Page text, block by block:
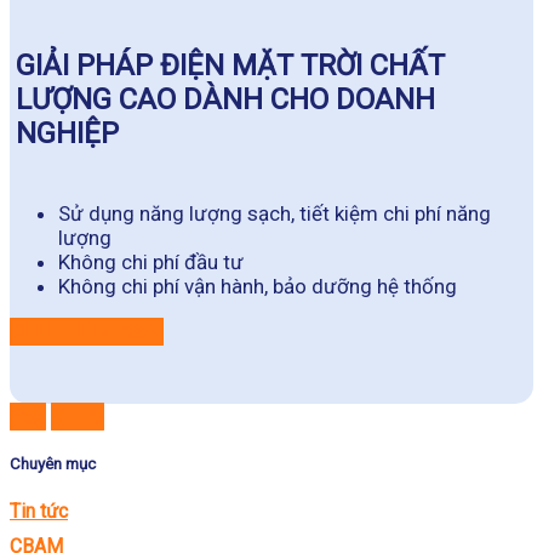
GIẢI PHÁP ĐIỆN MẶT TRỜI CHẤT
LƯỢNG CAO DÀNH CHO DOANH
NGHIỆP
Sử dụng năng lượng sạch, tiết kiệm chi phí năng
lượng
Không chi phí đầu tư
Không chi phí vận hành, bảo dưỡng hệ thống
Chuyên mục
Tin tức
CBAM